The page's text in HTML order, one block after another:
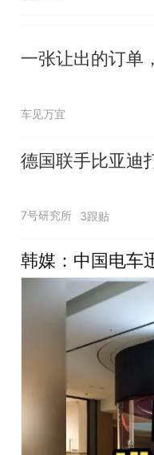
一张让出的订单
车见万宜
德国联手比亚迪
7号研究所 3跟贴
韩媒：中国电车